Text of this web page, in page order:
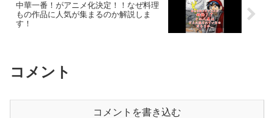
中華一番！がアニメ化決定！！なぜ料理
もの作品に人気が集まるのか解説しま
す！
コメント
コメントを書き込む